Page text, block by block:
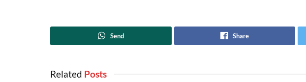
Send Share
Related ‎ Posts